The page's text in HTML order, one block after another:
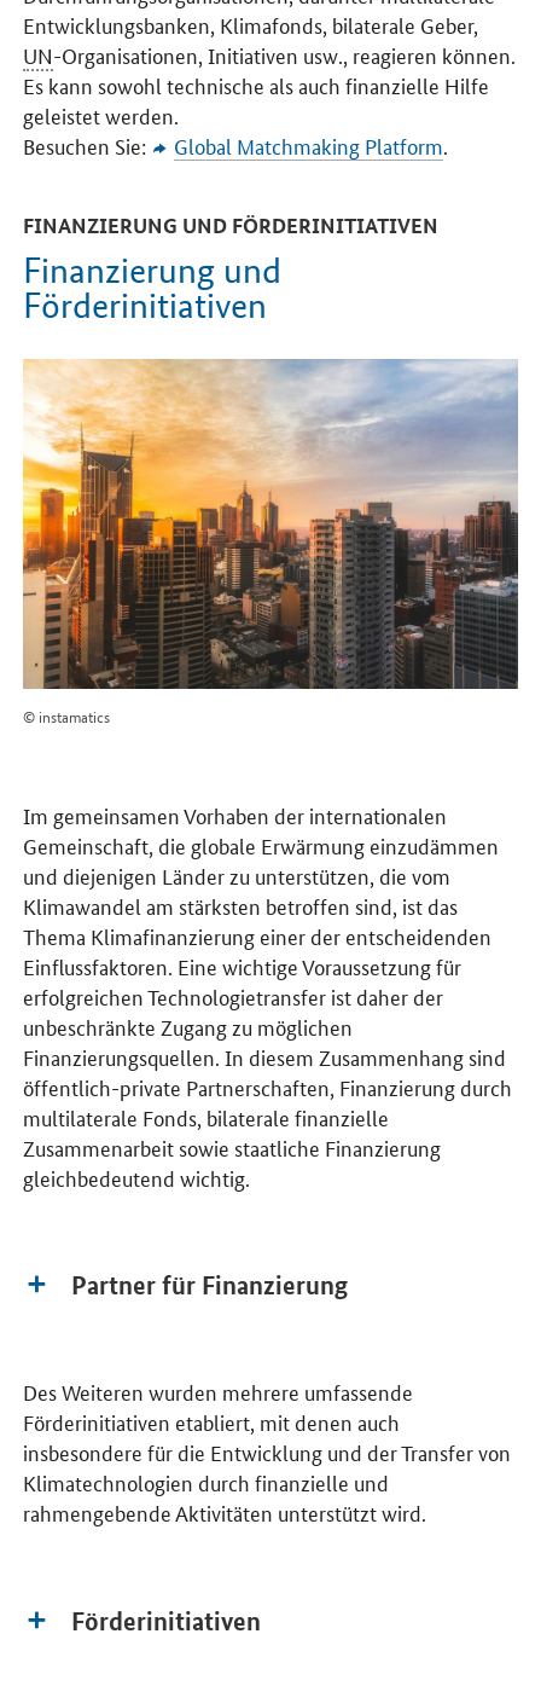
Entwicklungsbanken, Klimafonds, bilaterale Geber,
UN-Organisationen, Initiativen usw., reagieren können.
Es kann sowohl technische als auch finanzielle Hilfe
geleistet werden.
Besuchen Sie:
Global Matchmaking Platform
FINANZIERUNG UND FÖRDERINITIATIVEN
Finanzierung und
Förderinitiativen
© instamatics
Im gemeinsamen Vorhaben der internationalen
Gemeinschaft, die globale Erwärmung einzudämmen
und diejenigen Länder zu unterstützen, die vom
Klimawandel am stärksten betroffen sind, ist das
Thema Klimafinanzierung einer der entscheidenden
Einflussfaktoren. Eine wichtige Voraussetzung für
erfolgreichen Technologietransfer ist daher der
unbeschränkte Zugang zu möglichen
Finanzierungsquellen. In diesem Zusammenhang sind
öffentlich-private Partnerschaften, Finanzierung durch
multilaterale Fonds, bilaterale finanzielle
Zusammenarbeit sowie staatliche Finanzierung
gleichbedeutend wichtig.
Partner für Finanzierung
Des Weiteren wurden mehrere umfassende
Förderinitiativen etabliert, mit denen auch
insbesondere für die Entwicklung und der Transfer von
Klimatechnologien durch finanzielle und
rahmengebende Aktivitäten unterstützt wird.
Förderinitiativen